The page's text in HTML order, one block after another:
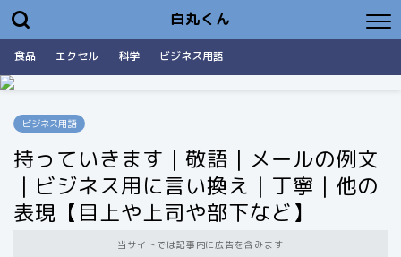
白丸くん
食品 エクセル 科学 ビジネス用語
ビジネス用語
持っていきます｜敬語｜メールの例文
｜ビジネス用に言い換え｜丁寧｜他の
表現【目上や上司や部下など】
当サイトでは記事内に広告を含みます